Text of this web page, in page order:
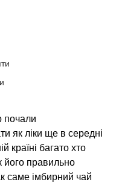
почали
як ліки ще в середні
країні багато хто
його правильно
саме імбирний чай